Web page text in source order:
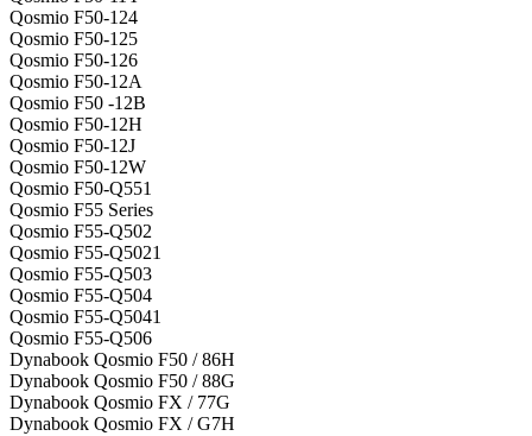
Qosmio F50-124
Qosmio F50-125
Qosmio F50-126
Qosmio F50-12A
Qosmio F50 -12B
Qosmio F50-12H
Qosmio F50-12J
Qosmio F50-12W
Qosmio F50-Q551
Qosmio F55 Series
Qosmio F55-Q502
Qosmio F55-Q5021
Qosmio F55-Q503
Qosmio F55-Q504
Qosmio F55-Q5041
Qosmio F55-Q506
Dynabook Qosmio F50 / 86H
Dynabook Qosmio F50 / 88G
Dynabook Qosmio FX / 77G
Dynabook Qosmio FX / G7H